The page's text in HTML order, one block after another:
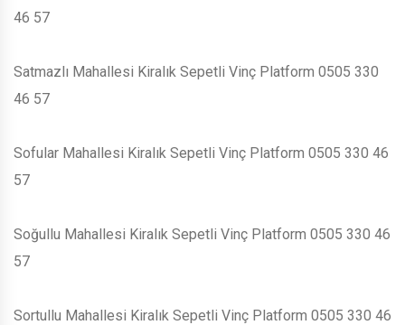
46 57
Satmazlı Mahallesi Kiralık Sepetli Vinç Platform 0505 330
46 57
Sofular Mahallesi Kiralık Sepetli Vinç Platform 0505 330 46
57
Soğullu Mahallesi Kiralık Sepetli Vinç Platform 0505 330 46
57
Sortullu Mahallesi Kiralık Sepetli Vinç Platform 0505 330 46